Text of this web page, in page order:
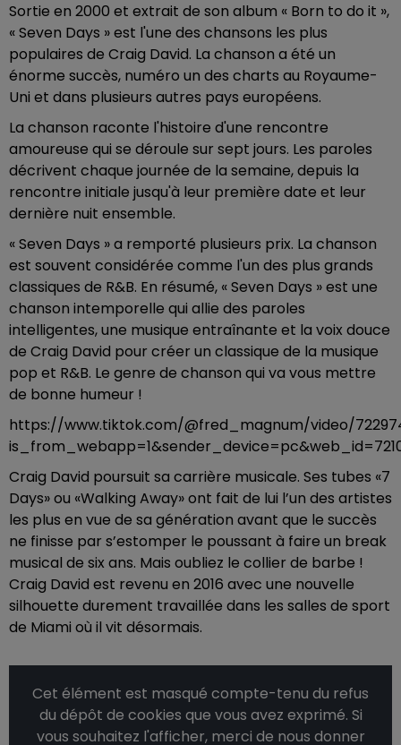
Sortie en 2000 et extrait de son album « Born to do it »,
« Seven Days » est l'une des chansons les plus
populaires de Craig David. La chanson a été un
énorme succès, numéro un des charts au Royaume-
Uni et dans plusieurs autres pays européens.
La chanson raconte l'histoire d'une rencontre
amoureuse qui se déroule sur sept jours. Les paroles
décrivent chaque journée de la semaine, depuis la
rencontre initiale jusqu'à leur première date et leur
dernière nuit ensemble.
« Seven Days » a remporté plusieurs prix. La chanson
est souvent considérée comme l'un des plus grands
classiques de R&B. En résumé, « Seven Days » est une
chanson intemporelle qui allie des paroles
intelligentes, une musique entraînante et la voix douce
de Craig David pour créer un classique de la musique
pop et R&B. Le genre de chanson qui va vous mettre
de bonne humeur !
https://www.tiktok.com/@fred_magnum/video/
Craig David poursuit sa carrière musicale. Ses tubes «7
Days» ou «Walking Away» ont fait de lui l’un des artistes
les plus en vue de sa génération avant que le succès
ne finisse par s’estomper le poussant à faire un break
musical de six ans. Mais oubliez le collier de barbe !
Craig David est revenu en 2016 avec une nouvelle
silhouette durement travaillée dans les salles de sport
de Miami où il vit désormais.
Cet élément est masqué compte-tenu du refus
du dépôt de cookies que vous avez exprimé. Si
vous souhaitez l'afficher, merci de nous donner